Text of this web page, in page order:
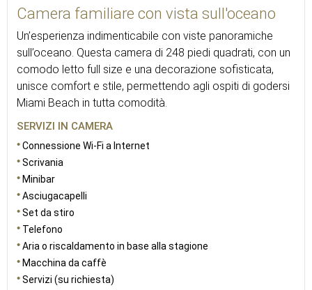
Camera familiare con vista sull'oceano
Un’esperienza indimenticabile con viste panoramiche
sull’oceano. Questa camera di 248 piedi quadrati, con un
comodo letto full size e una decorazione sofisticata,
unisce comfort e stile, permettendo agli ospiti di godersi
Miami Beach in tutta comodità.
SERVIZI IN CAMERA
Connessione Wi-Fi a Internet
Scrivania
Minibar
Asciugacapelli
Set da stiro
Telefono
Aria o riscaldamento in base alla stagione
Macchina da caffè
Servizi (su richiesta)